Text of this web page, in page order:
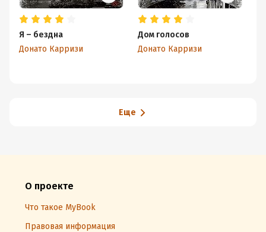
Я – бездна
Донато Карризи
Дом голосов
Донато Карризи
Еще
О проекте
Что такое MyBook
Правовая информация